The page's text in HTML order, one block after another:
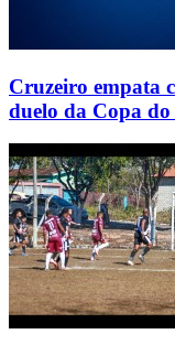
Cruzeiro empata
duelo da Copa